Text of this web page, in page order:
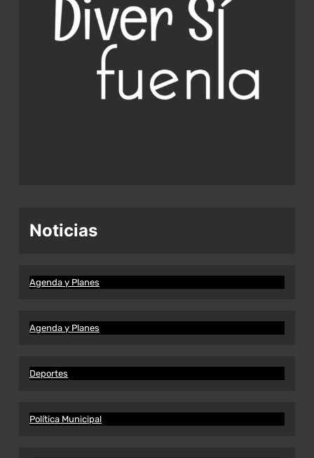
Noticias
Agenda y Planes
Agenda y Planes
Deportes
Política Municipal